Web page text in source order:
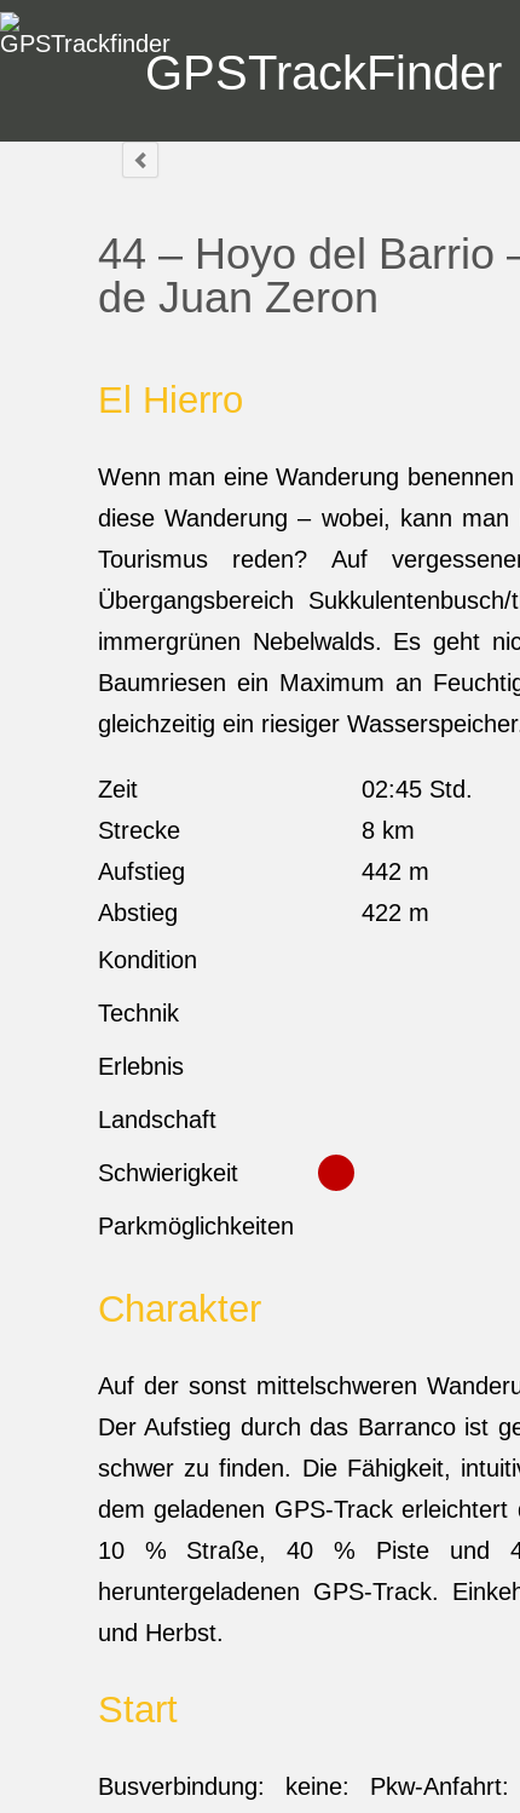
GPSTrackFinder
44 – Hoyo del Barrio
de Juan Zeron
El Hierro
Wenn man eine Wanderung
diese Wanderung – wobei, kann
Tourismus reden? Auf
Übergangsbereich
immergrünen Nebelwalds. Es geht
Baumriesen ein Maximum an
gleichzeitig ein riesiger
Zeit
02:45 Std.
Strecke
8 km
Aufstieg
442 m
Abstieg
422 m
Kondition
Technik
Erlebnis
Landschaft
Schwierigkeit
Parkmöglichkeiten
Charakter
Auf der sonst mittelschweren
Der Aufstieg durch das Barranco ist
schwer zu finden. Die Fähigkeit,
dem geladenen GPS-Track
10 % Straße, 40 % Piste und
heruntergeladenen GPS-Track.
und Herbst.
Start
Busverbindung: keine: Pkw-